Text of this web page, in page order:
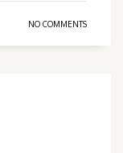
NO COMMENTS